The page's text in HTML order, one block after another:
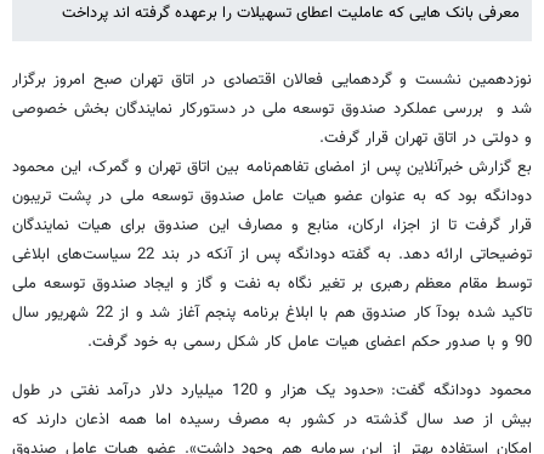
معرفی بانک هایی که عاملیت اعطای تسهیلات را برعهده گرفته اند پرداخت
نوزدهمین نشست و گردهمایی فعالان اقتصادی در اتاق تهران صبح امروز برگزار
شد و بررسی عملکرد صندوق توسعه ملی در دستورکار نمایندگان بخش خصوصی
و دولتی در اتاق تهران قرار گرفت.
بع گزارش خبرآنلاین پس از امضای تفاهم‌نامه بین اتاق تهران و گمرک، این محمود
دودانگه بود که به عنوان عضو هیات عامل صندوق توسعه ملی در پشت تریبون
قرار گرفت تا از اجزا، ارکان، منابع و مصارف این صندوق برای هیات نمایندگان
توضیحاتی ارائه دهد. به گفته دودانگه پس از آنکه در بند 22 سیاست‌های ابلاغی
توسط مقام معظم رهبری بر تغیر نگاه به نفت و گاز و ایجاد صندوق توسعه ملی
تاکید شده بودآ کار صندوق هم با ابلاغ برنامه پنجم آغاز شد و از 22 شهریور سال
90 و با صدور حکم اعضای هیات عامل کار شکل رسمی به خود گرفت.
محمود دودانگه گفت: «حدود یک هزار و 120 میلیارد دلار درآمد نفتی در طول
بیش از صد سال گذشته در کشور به مصرف رسیده اما همه اذعان دارند که